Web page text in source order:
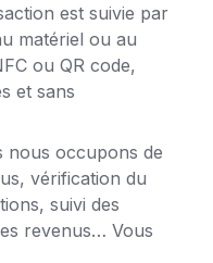
est suivie par
matériel ou au
ou QR code,
et sans
nous occupons de
vérification du
suivi des
revenus… Vous